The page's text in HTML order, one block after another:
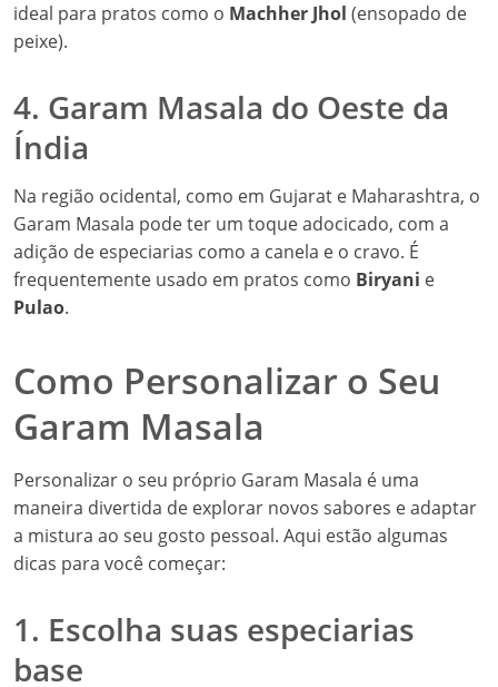
ideal para pratos como o Machher Jhol (ensopado de
peixe).
4. Garam Masala do Oeste da
Índia
Na região ocidental, como em Gujarat e Maharashtra, o
Garam Masala pode ter um toque adocicado, com a
adição de especiarias como a canela e o cravo. É
frequentemente usado em pratos como Biryani e
Pulao.
Como Personalizar o Seu
Garam Masala
Personalizar o seu próprio Garam Masala é uma
maneira divertida de explorar novos sabores e adaptar
a mistura ao seu gosto pessoal. Aqui estão algumas
dicas para você começar:
1. Escolha suas especiarias
base